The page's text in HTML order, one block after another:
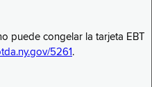
puede congelar la tarjeta EBT
5261 .